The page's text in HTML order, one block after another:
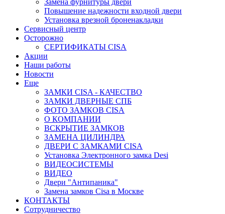
Повышение надежности входной двери
Установка врезной броненакладки
Сервисный центр
Осторожно
СЕРТИФИКАТЫ CISA
Акции
Наши работы
Новости
Еще
ЗАМКИ CISA - КАЧЕСТВО
ЗАМКИ ДВЕРНЫЕ СПБ
ФОТО ЗАМКОВ CISA
О КОМПАНИИ
ВСКРЫТИЕ ЗАМКОВ
ЗАМЕНА ЦИЛИНДРА
ДВЕРИ С ЗАМКАМИ CISA
Установка Электронного замка Desi
ВИДЕОСИСТЕМЫ
ВИДЕО
Двери "Антипаника"
Замена замков Cisa в Москве
КОНТАКТЫ
Сотрудничество